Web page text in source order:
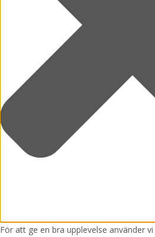
För att ge en bra upplevelse använder